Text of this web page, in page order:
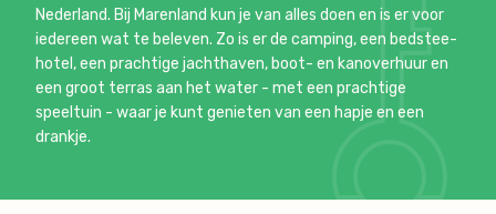
Nederland. Bij Marenland kun je van alles doen en is er voor
iedereen wat te beleven. Zo is er de camping, een bedstee-
hotel, een prachtige jachthaven, boot- en kanoverhuur en
een groot terras aan het water - met een prachtige
speeltuin - waar je kunt genieten van een hapje en een
drankje.